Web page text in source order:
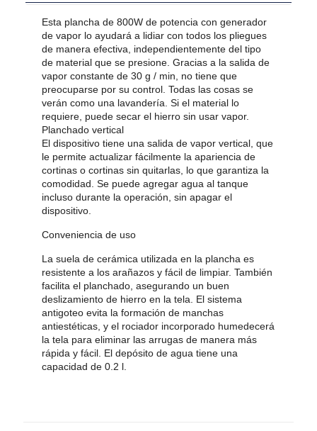
Esta plancha de 800W de potencia con generador
de vapor lo ayudará a lidiar con todos los pliegues
de manera efectiva, independientemente del tipo
de material que se presione. Gracias a la salida de
vapor constante de 30 g / min, no tiene que
preocuparse por su control. Todas las cosas se
verán como una lavandería. Si el material lo
requiere, puede secar el hierro sin usar vapor.
Planchado vertical
El dispositivo tiene una salida de vapor vertical, que
le permite actualizar fácilmente la apariencia de
cortinas o cortinas sin quitarlas, lo que garantiza la
comodidad. Se puede agregar agua al tanque
incluso durante la operación, sin apagar el
dispositivo.
Conveniencia de uso
La suela de cerámica utilizada en la plancha es
resistente a los arañazos y fácil de limpiar. También
facilita el planchado, asegurando un buen
deslizamiento de hierro en la tela. El sistema
antigoteo evita la formación de manchas
antiestéticas, y el rociador incorporado humedecerá
la tela para eliminar las arrugas de manera más
rápida y fácil. El depósito de agua tiene una
capacidad de 0.2 l.